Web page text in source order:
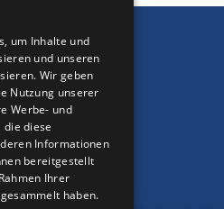
FRENCH
BULGARIAN
ROMANIAN
TURKISH
um Inhalte und
und unseren
Wir geben
Nutzung unserer
Werbe- und
diese
Informationen
bereitgestellt
Ihrer
haben.